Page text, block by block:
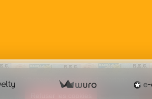
à l'affichage des boutons de partage et